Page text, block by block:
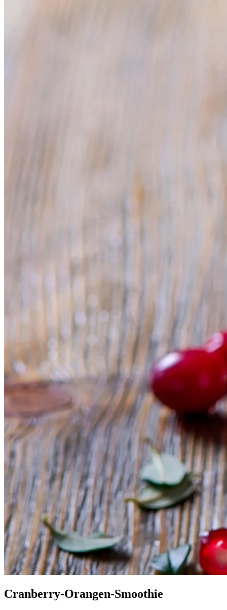
Cranberry-Orangen-Smoothie